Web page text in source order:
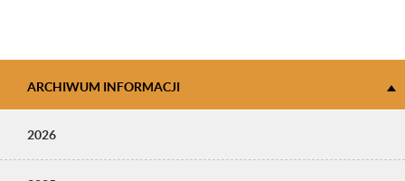
ARCHIWUM INFORMACJI
2026